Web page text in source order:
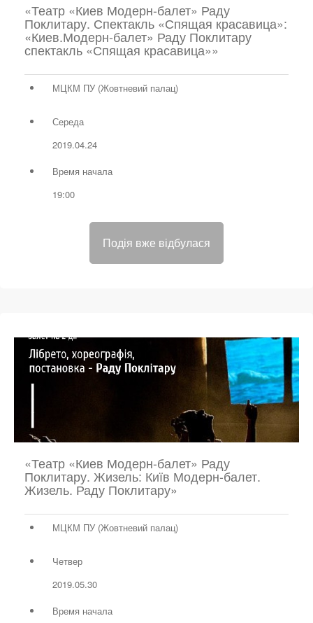
«Театр «Киев Модерн-балет» Раду
Поклитару. Спектакль «Спящая красавица»:
«Киев.Модерн-балет» Раду Поклитару
спектакль «Спящая красавица»»
МЦКМ ПУ (Жовтневий палац)
Середа
2019.04.24
Время начала
19:00
Подія вже відбулася
«Театр «Киев Модерн-балет» Раду
Поклитару. Жизель: Київ Модерн-балет.
Жизель. Раду Поклитару»
МЦКМ ПУ (Жовтневий палац)
Четвер
2019.05.30
Время начала